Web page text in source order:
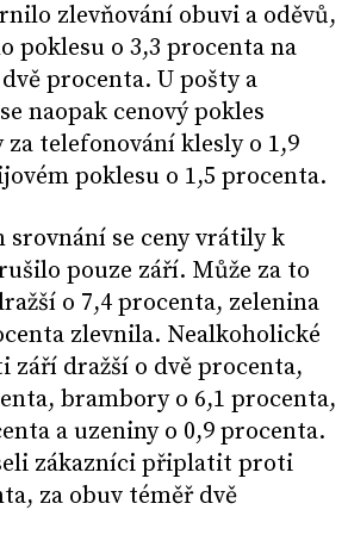
zlevňování obuvi a oděvů,
poklesu o 3,3 procenta na
procenta. U pošty a
naopak cenový pokles
telefonování klesly o 1,9
poklesu o 1,5 procenta.
srovnání se ceny vrátily k
pouze září. Může za to
o 7,4 procenta, zelenina
zlevnila. Nealkoholické
září dražší o dvě procenta,
brambory o 6,1 procenta,
a uzeniny o 0,9 procenta.
zákazníci připlatit proti
za obuv téměř dvě